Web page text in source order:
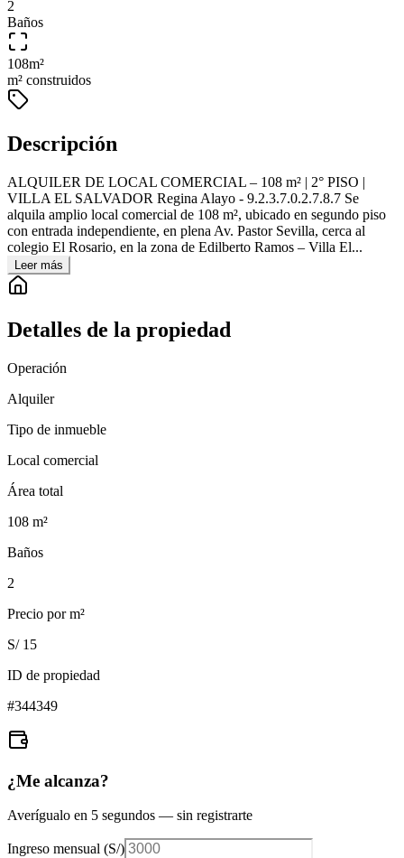
2
Baños
108m²
m² construidos
Descripción
ALQUILER DE LOCAL COMERCIAL – 108 m² | 2° PISO |
VILLA EL SALVADOR Regina Alayo - 9.2.3.7.0.2.7.8.7 Se
alquila amplio local comercial de 108 m², ubicado en segundo piso
con entrada independiente, en plena Av. Pastor Sevilla, cerca al
colegio El Rosario, en la zona de Edilberto Ramos – Villa El...
Leer más
Detalles de la propiedad
Operación
Alquiler
Tipo de inmueble
Local comercial
Área total
108 m²
Baños
2
Precio por m²
S/ 15
ID de propiedad
#344349
¿Me alcanza?
Averígualo en 5 segundos — sin registrarte
Ingreso mensual (S/)